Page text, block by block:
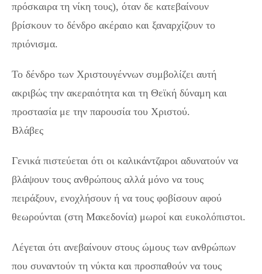
πρόσκαιρα τη νίκη τους), όταν δε κατεβαίνουν
βρίσκουν το δένδρο ακέραιο και ξαναρχίζουν το
πριόνισμα.
Το δένδρο των Χριστουγέννων συμβολίζει αυτή
ακριβώς την ακεραιότητα και τη Θεϊκή δύναμη και
προστασία με την παρουσία του Χριστού.
Βλάβες
Γενικά πιστεύεται ότι οι καλικάντζαροι αδυνατούν να
βλάψουν τους ανθρώπους αλλά μόνο να τους
πειράξουν, ενοχλήσουν ή να τους φοβίσουν αφού
θεωρούνται (στη Μακεδονία) μωροί και ευκολόπιστοι.
Λέγεται ότι ανεβαίνουν στους ώμους των ανθρώπων
που συναντούν τη νύκτα και προσπαθούν να τους